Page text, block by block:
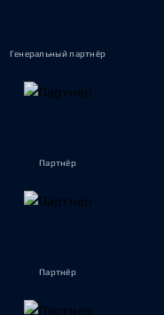
Генеральный партнёр
Партнёр
Партнёр